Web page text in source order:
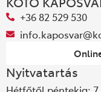
+36 82 529 530
Nyitvatartás